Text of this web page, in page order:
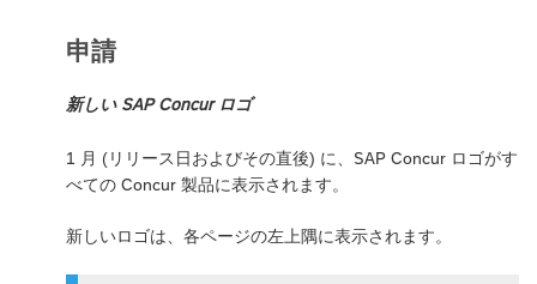
申請
新しい SAP Concur ロゴ
1 月 (リリース日およびその直後) に、SAP Concur ロゴがす
べての Concur 製品に表示されます。
新しいロゴは、各ページの左上隅に表示されます。